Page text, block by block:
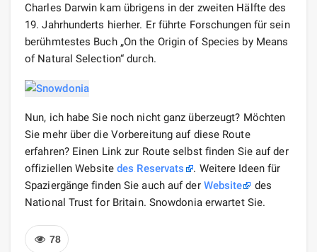
Charles Darwin kam übrigens in der zweiten Hälfte des
19. Jahrhunderts hierher. Er führte Forschungen für sein
berühmtestes Buch „On the Origin of Species by Means
of Natural Selection“ durch.
Nun, ich habe Sie noch nicht ganz überzeugt? Möchten
Sie mehr über die Vorbereitung auf diese Route
erfahren? Einen Link zur Route selbst finden Sie auf der
offiziellen Website des Reservats
. Weitere Ideen für
Spaziergänge finden Sie auch auf der Website
des
National Trust for Britain. Snowdonia erwartet Sie.
78